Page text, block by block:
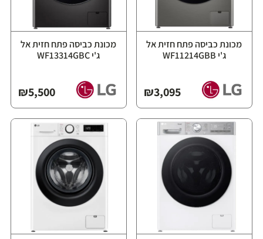
מכונת כביסה פתח חזית אל
ג'י WF11214GBB
₪3,095
מכונת כביסה פתח חזית אל
ג'י WF13314GBC
₪5,500